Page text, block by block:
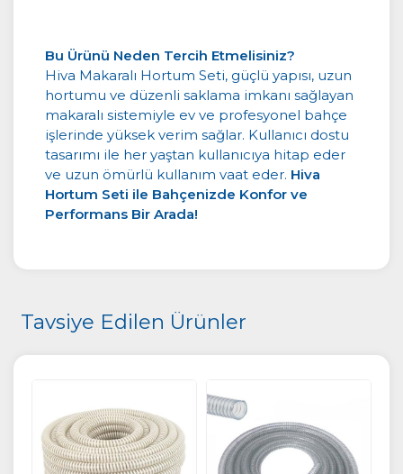
Bu Ürünü Neden Tercih Etmelisiniz?
Hiva Makaralı Hortum Seti, güçlü yapısı, uzun
hortumu ve düzenli saklama imkanı sağlayan
makaralı sistemiyle ev ve profesyonel bahçe
işlerinde yüksek verim sağlar. Kullanıcı dostu
tasarımı ile her yaştan kullanıcıya hitap eder
ve uzun ömürlü kullanım vaat eder. Hiva
Hortum Seti ile Bahçenizde Konfor ve
Performans Bir Arada!
Tavsiye Edilen Ürünler